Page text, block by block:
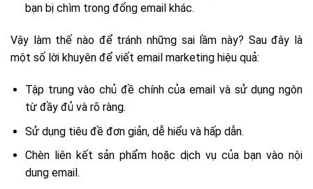
bạn bị chìm trong đống email khác.
Vậy làm thế nào để tránh những sai lầm này? Sau đây là
một số lời khuyên để viết email marketing hiệu quả:
Tập trung vào chủ đề chính của email và sử dụng ngôn
từ đầy đủ và rõ ràng.
Sử dụng tiêu đề đơn giản, dễ hiểu và hấp dẫn.
Chèn liên kết sản phẩm hoặc dịch vụ của bạn vào nội
dung email.